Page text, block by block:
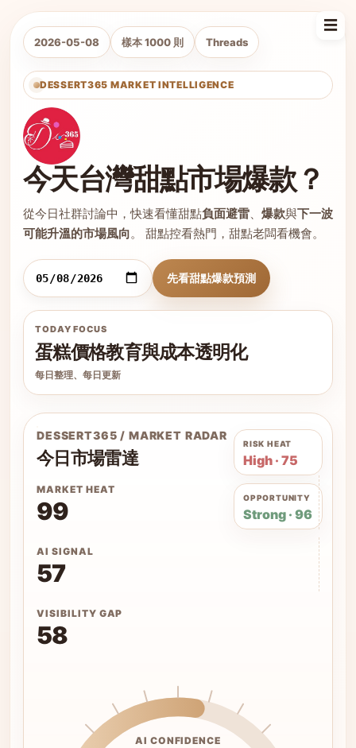
☰
2026-05-08 樣本 1000 則 Threads
DESSERT365 MARKET INTELLIGENCE
今天台灣甜點市場爆款？
從今日社群討論中，快速看懂甜點負面避雷、 爆款與下一波
可能升溫的市場風向。 甜點控看熱門，甜點老闆看機會。
先看甜點爆款預測
TODAY FOCUS
蛋糕價格教育與成本透明化
每日整理、每日更新
DESSERT365 / MARKET RADAR
今日市場雷達
RISK HEAT
High · 75
OPPORTUNITY
Strong · 96
MARKET HEAT
99
AI SIGNAL
57
VISIBILITY GAP
58
AI CONFIDENCE